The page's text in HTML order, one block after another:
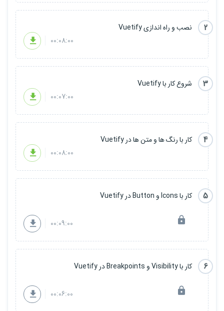
2
نصب و راه اندازی Vuetify
00:08:00
3
شروع کار با Vuetify
00:07:00
4
کار با رنگ ها و متن ها در Vuetify
00:08:00
5 کار با Icons و Button در Vuetify
00:09:00
6 کار با Visibility و Breakpoints در Vuetify
00:06:00